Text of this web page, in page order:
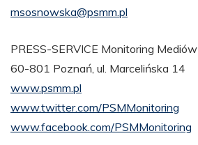
msosnowska@psmm.pl
PRESS-SERVICE Monitoring Mediów
60-801 Poznań, ul. Marcelińska 14
www.psmm.pl
www.twitter.com/PSMMonitoring
www.facebook.com/PSMMonitoring